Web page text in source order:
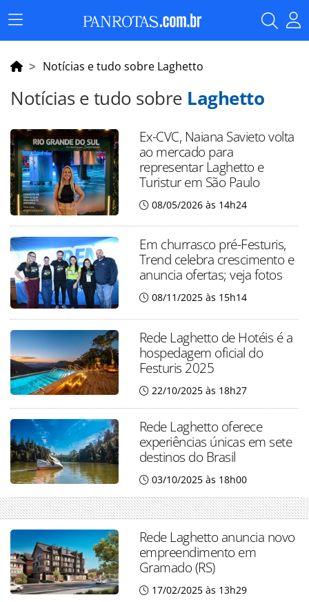
Menu
Principal
Notícias e tudo sobre Laghetto
Notícias e tudo sobre Laghetto
Ex-CVC, Naiana Savieto volta
ao mercado para
representar Laghetto e
Turistur em São Paulo
08/05/2026 às 14h24
Em churrasco pré-Festuris,
Trend celebra crescimento e
anuncia ofertas; veja fotos
08/11/2025 às 15h14
Rede Laghetto de Hotéis é a
hospedagem oficial do
Festuris 2025
22/10/2025 às 18h27
Rede Laghetto oferece
experiências únicas em sete
destinos do Brasil
03/10/2025 às 18h00
Rede Laghetto anuncia novo
empreendimento em
Gramado (RS)
17/02/2025 às 13h29